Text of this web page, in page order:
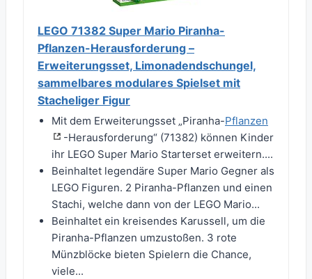
LEGO 71382 Super Mario Piranha-
Pflanzen-Herausforderung –
Erweiterungsset, Limonadendschungel,
sammelbares modulares Spielset mit
Stacheliger Figur
Mit dem Erweiterungsset „Piranha-Pflanzen
-Herausforderung“ (71382) können Kinder
ihr LEGO Super Mario Starterset erweitern....
Beinhaltet legendäre Super Mario Gegner als
LEGO Figuren. 2 Piranha-Pflanzen und einen
Stachi, welche dann von der LEGO Mario...
Beinhaltet ein kreisendes Karussell, um die
Piranha-Pflanzen umzustoßen. 3 rote
Münzblöcke bieten Spielern die Chance,
viele...